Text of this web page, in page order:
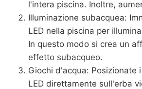
l'intera piscina. Inoltre,
Illuminazione subacquea:
LED nella piscina per
In questo modo si crea un
effetto subacqueo.
Giochi d'acqua: Posizionate
LED direttamente sull'erba